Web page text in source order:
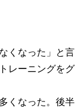
くなった」と言
レーニングをグ
くなった。後半